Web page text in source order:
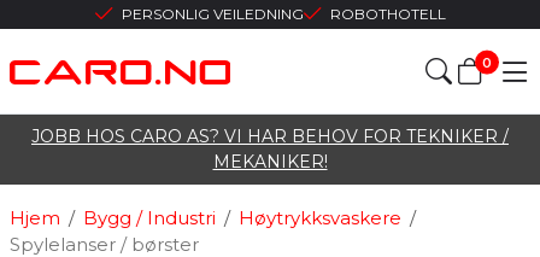
PERSONLIG VEILEDNING ROBOTHOTELL
0
JOBB HOS CARO AS? VI HAR BEHOV FOR TEKNIKER /
MEKANIKER!
/
Hjem /
Bygg / Industri /
Høytrykksvaskere
Spylelanser / børster